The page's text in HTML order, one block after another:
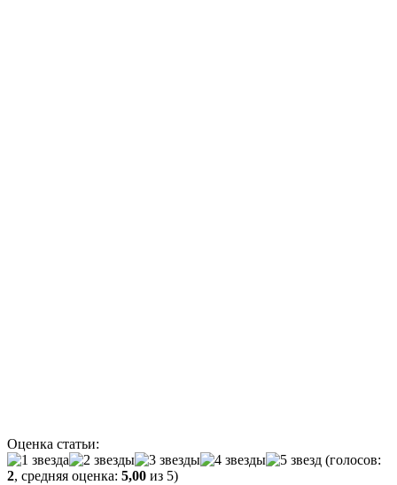
Оценка статьи:
(голосов:
2, средняя оценка: 5,00 из 5)